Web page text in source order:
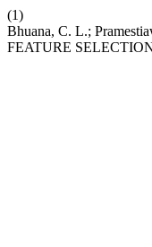
(1)
Bhuana, C. L.;
FEATURE